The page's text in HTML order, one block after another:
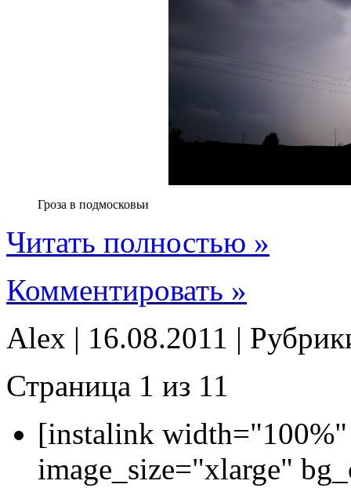
Гроза в подмосковьи
Читать полностью »
Комментировать »
Alex | 16.08.2011 |
Страница 1 из 11
[instalink
image_size="xlarge"